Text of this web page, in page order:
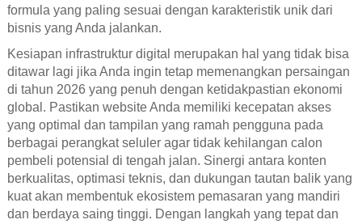
formula yang paling sesuai dengan karakteristik unik dari
bisnis yang Anda jalankan.
Kesiapan infrastruktur digital merupakan hal yang tidak bisa
ditawar lagi jika Anda ingin tetap memenangkan persaingan
di tahun 2026 yang penuh dengan ketidakpastian ekonomi
global. Pastikan website Anda memiliki kecepatan akses
yang optimal dan tampilan yang ramah pengguna pada
berbagai perangkat seluler agar tidak kehilangan calon
pembeli potensial di tengah jalan. Sinergi antara konten
berkualitas, optimasi teknis, dan dukungan tautan balik yang
kuat akan membentuk ekosistem pemasaran yang mandiri
dan berdaya saing tinggi. Dengan langkah yang tepat dan